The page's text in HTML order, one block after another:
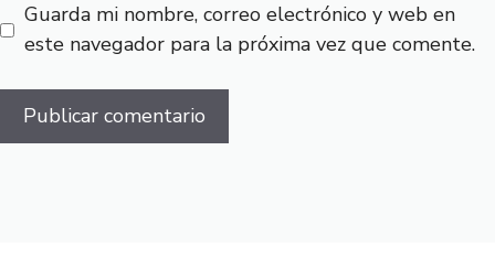
Guarda mi nombre, correo electrónico y web en
este navegador para la próxima vez que comente.